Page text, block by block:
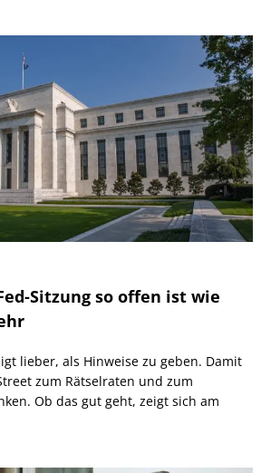
Sitzung so offen ist wie
lieber, als Hinweise zu geben. Damit
Ob das gut geht, zeigt sich am